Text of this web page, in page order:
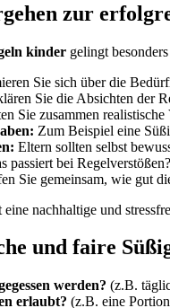
zur
kinder gelingt
Sie sich über die
Sie die Absichten der
Sie zusammen
Zum Beispiel eine
Eltern sollten selbst
passiert bei
Sie gemeinsam, wie gut
nachhaltige und
und faire
werden? (z.B.
erlaubt? (z.B. eine